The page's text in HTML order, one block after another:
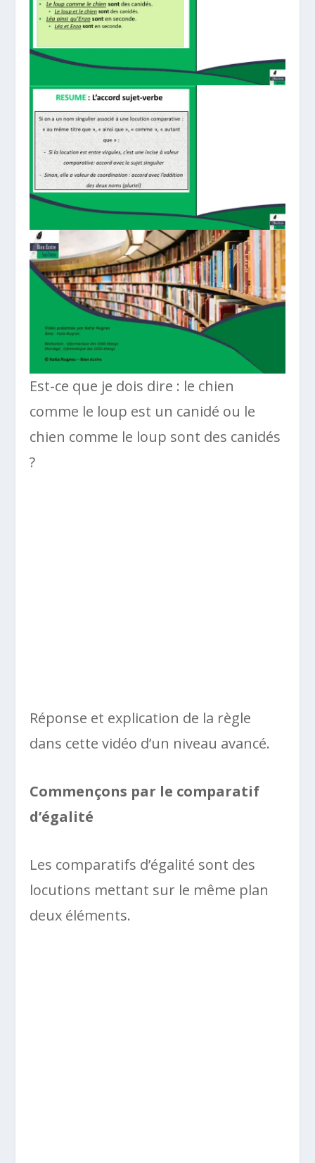
Est-ce que je dois dire : le chien
comme le loup est un canidé ou le
chien comme le loup sont des canidés
?
Réponse et explication de la règle
dans cette vidéo d’un niveau avancé.
Commençons par le comparatif
d’égalité
Les comparatifs d’égalité sont des
locutions mettant sur le même plan
deux éléments.